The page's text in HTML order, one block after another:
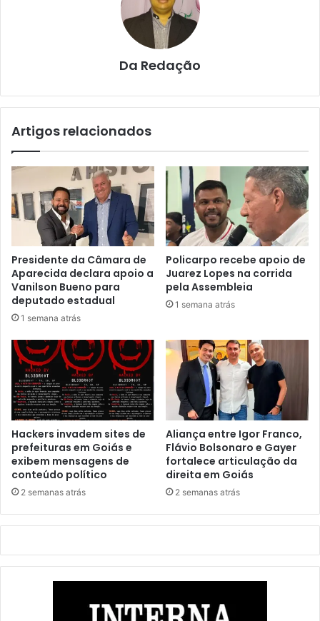
Da Redação
Artigos relacionados
Presidente da Câmara de
Aparecida declara apoio a
Vanilson Bueno para
deputado estadual
1 semana atrás
Policarpo recebe apoio de
Juarez Lopes na corrida
pela Assembleia
1 semana atrás
Hackers invadem sites de
prefeituras em Goiás e
exibem mensagens de
conteúdo político
2 semanas atrás
Aliança entre Igor Franco,
Flávio Bolsonaro e Gayer
fortalece articulação da
direita em Goiás
2 semanas atrás